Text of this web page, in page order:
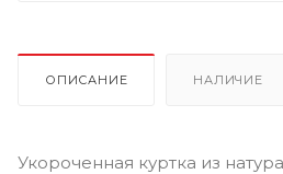
ОПИСАНИЕ НАЛИЧИЕ
Укороченная куртка из